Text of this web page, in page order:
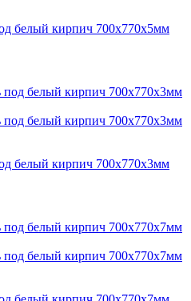
белый кирпич 700x770x5мм
белый кирпич 700x770x3мм